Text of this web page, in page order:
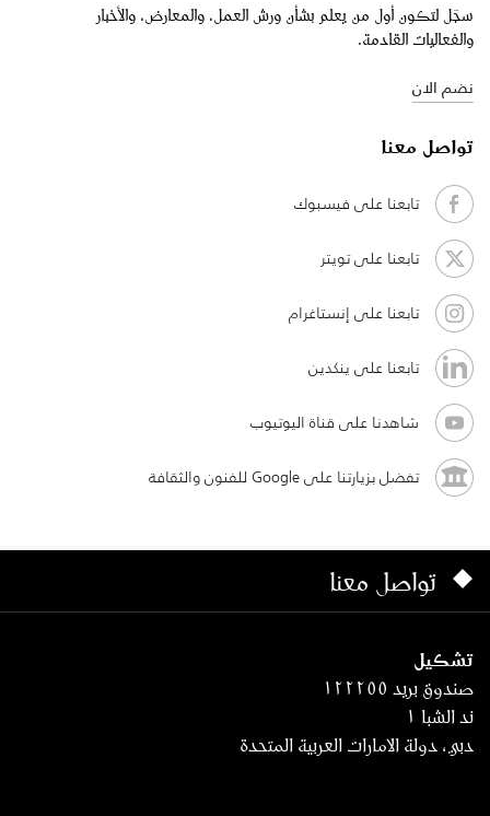
سجّل لتكون أول من يعلم بشأن ورش العمل، والمعارض، والأخبار
والفعاليات القادمة.
نضم الان
تواصل معنا
تابعنا على فيسبوك
تابعنا على تويتر
تابعنا على إنستاغرام
تابعنا على ينكدين
شاهدنا على قناة اليوتيوب
تفضل بزيارتنا على Google للفنون والثقافة
تواصل معنا
تشكيل
صندوق بريد ١٢٢٢٥٥
ند الشبا ١
دبي، دولة الامارات العربية المتحدة